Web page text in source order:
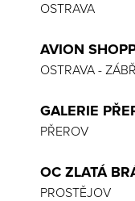
OSTRAVA
AVION
OSTRAVA -
GALERIE
PŘEROV
OC ZLATÁ
PROSTĚJOV